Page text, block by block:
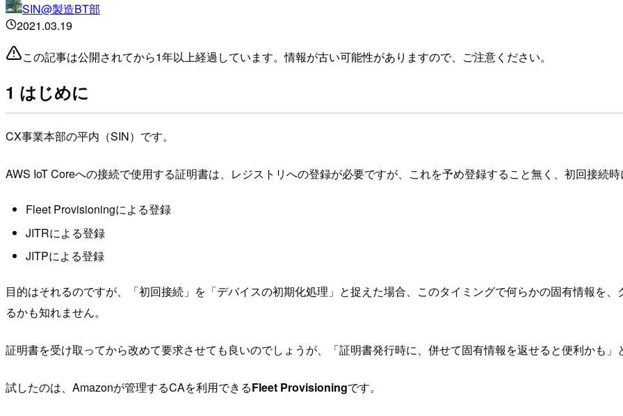
SIN@製造BT部
2021.03.19
この記事は公開されてから1年以上経過しています。情報が古い可能性がありますので、ご注意ください。
1 はじめに
CX事業本部の平内（SIN）です。
AWS IoT Coreへの接続で使用する証明書は、レジストリへの登録が必要ですが、これを予め登録すること無く、初回接続
Fleet Provisioningによる登録
JITRによる登録
JITPによる登録
目的はそれるのですが、「初回接続」を「デバイスの初期化処理」と捉えた場合、このタイミングで何らかの固有情報を
るかも知れません。
証明書を受け取ってから改めて要求させても良いのでしょうが、「証明書発行時に、併せて固有情報を返せると便利かも
試したのは、Amazonが管理するCAを利用できるFleet Provisioningです。